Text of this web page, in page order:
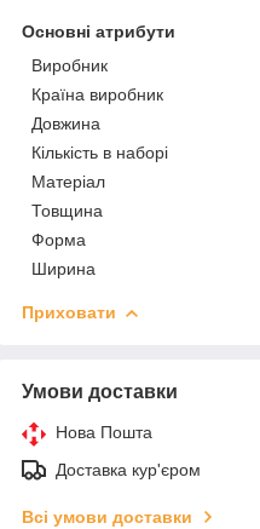
Основні атрибути
Виробник
Країна виробник
Довжина
Кількість в наборі
Матеріал
Товщина
Форма
Ширина
Приховати
Умови доставки
Нова Пошта
Доставка кур'єром
Всі умови доставки